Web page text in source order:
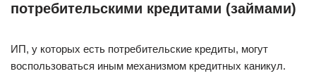
потребительскими кредитами (займами)
ИП, у которых есть потребительские кредиты, могут
воспользоваться иным механизмом кредитных каникул.